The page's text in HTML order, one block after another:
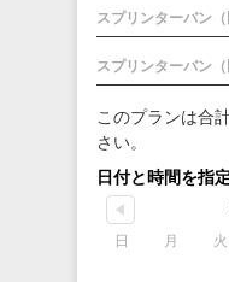
スプリンターバン（
スプリンターバン（
このプランは合
さい。
日付と時間を指定
日 月 火